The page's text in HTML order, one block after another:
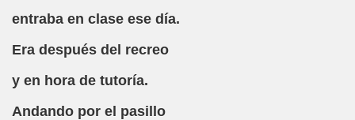
entraba en clase ese día.
Era después del recreo
y en hora de tutoría.
Andando por el pasillo